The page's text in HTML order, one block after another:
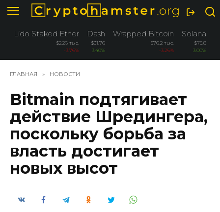
Перейти
содержанию
Lido Staked Ether
$2.26 тыс.
-3.76%
Dash
$31.76
3.40%
Wrapped Bitcoin
$76.2 тыс.
-3.26%
Solana
$75.8
3.00%
ГЛАВНАЯ » НОВОСТИ
Bitmain подтягивает
действие Шредингера,
поскольку борьба за
власть достигает
новых высот